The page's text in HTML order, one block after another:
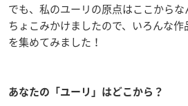
でも、私のユーリの原点はここから
ちょこみかけましたので、いろんな作
を集めてみました！
あなたの「ユーリ」はどこから？